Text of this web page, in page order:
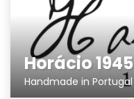
Horácio 1945
Handmade in Portugal